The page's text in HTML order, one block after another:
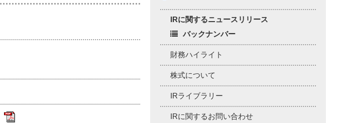
IRに関するニュースリリース
バックナンバー
財務ハイライト
株式について
IRライブラリー
IRに関するお問い合わせ